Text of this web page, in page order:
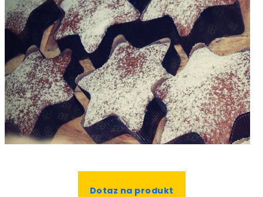
Dotaz na produkt